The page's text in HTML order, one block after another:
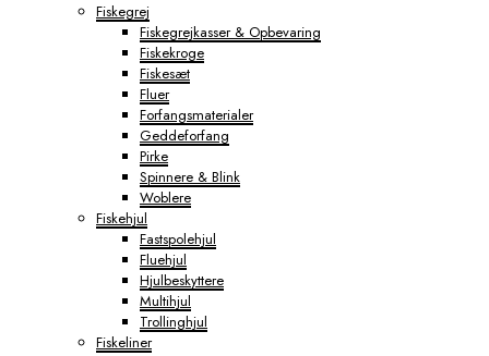
Fiskegrej
Fiskegrejkasser & Opbevaring
Fiskekroge
Fiskesæt
Fluer
Forfangsmaterialer
Geddeforfang
Pirke
Spinnere & Blink
Woblere
Fiskehjul
Fastspolehjul
Fluehjul
Hjulbeskyttere
Multihjul
Trollinghjul
Fiskeliner